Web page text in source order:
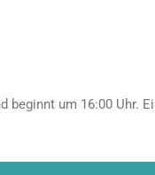
beginnt um 16:00 Uhr.